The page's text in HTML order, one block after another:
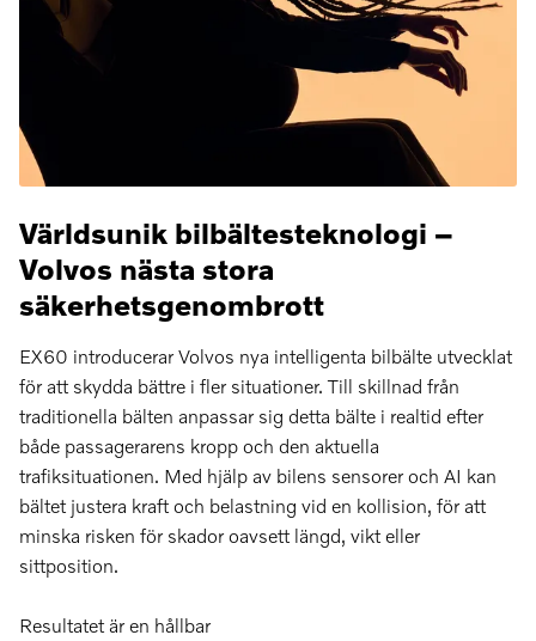
Världsunik bilbältesteknologi –
Volvos nästa stora
säkerhetsgenombrott
EX60 introducerar Volvos nya intelligenta bilbälte utvecklat
för att skydda bättre i fler situationer. Till skillnad från
traditionella bälten anpassar sig detta bälte i realtid efter
både passagerarens kropp och den aktuella
trafiksituationen. Med hjälp av bilens sensorer och AI kan
bältet justera kraft och belastning vid en kollision, för att
minska risken för skador oavsett längd, vikt eller
sittposition.
Resultatet är en hållbar